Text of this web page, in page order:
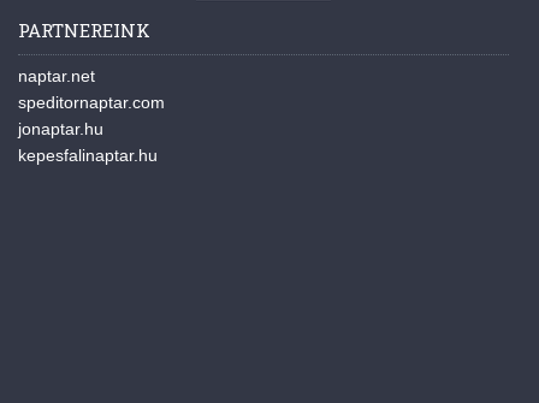
PARTNEREINK
naptar.net
speditornaptar.com
jonaptar.hu
kepesfalinaptar.hu